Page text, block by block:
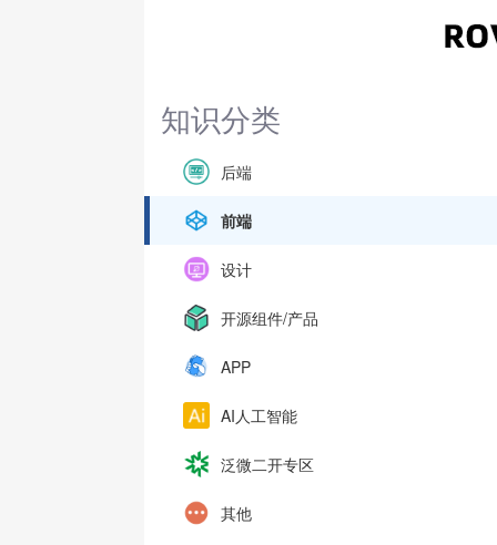
知识分类
后端
前端
设计
开源组件/产品
APP
AI人工智能
泛微二开专区
其他